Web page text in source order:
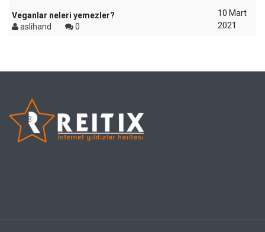
Veganlar neleri yemezler?
aslihand
0
10 Mart
2021